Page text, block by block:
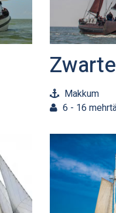
Makkum
6 - 16